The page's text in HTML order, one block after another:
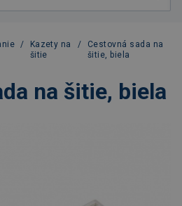
/
Kazety na
šitie
/
Cestovná sada na
šitie, biela
na šitie, biela